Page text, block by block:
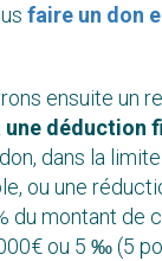
faire un don
ensuite un
déduction
dans la
ou une
du montant de
ou 5 ‰ (5